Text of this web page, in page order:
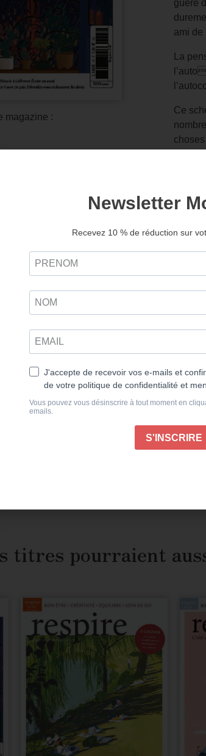
magazine :
guère
ami de
La
Ce
Qu’il
d’un
il est
et
d’une
précis
Bien
Dans
sans
ne sont ni imprimables ni
dans
titres pourraient